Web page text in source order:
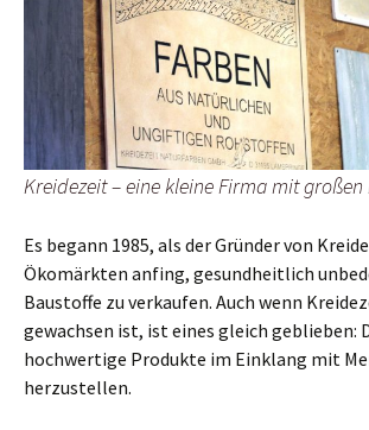
Kreidezeit – eine kleine Firma mit großen
Es begann 1985, als der Gründer von
Ökomärkten anfing, gesundheitlich
Baustoffe zu verkaufen. Auch wenn
gewachsen ist, ist eines gleich geblieben:
hochwertige Produkte im Einklang mit
herzustellen.